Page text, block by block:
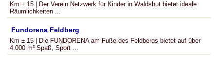
Km ± 15 | Der Verein Netzwerk für Kinder in Waldshut bietet ideale
Räumlichkeiten ...
Fundorena Feldberg
Km ± 15 | Die FUNDORENA am Fuße des Feldbergs bietet auf über
4.000 m² Spaß, Sport ...